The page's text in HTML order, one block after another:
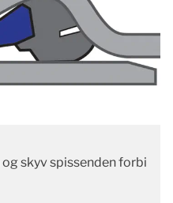
skyv spissenden forbi